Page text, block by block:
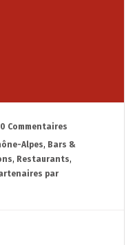
Commentaires
Alpes, Bars &
, Restaurants,
par